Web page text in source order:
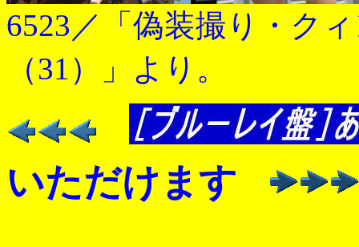
6523／「偽装撮り・ク
（31）」より。
いただけます